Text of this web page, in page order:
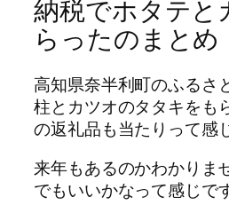
納税でホタテと
らったのまとめ
高知県奈半利町のふるさ
柱とカツオのタタキをも
の返礼品も当たりって感
来年もあるのかわかりま
でもいいかなって感じです